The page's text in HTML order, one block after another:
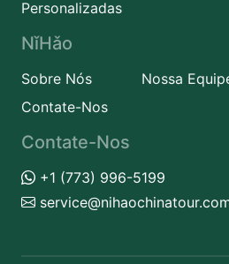
Personalizadas
NǐHǎo
Sobre Nós Nossa
Contate-Nos
Contate-Nos
+1 (773) 996-5199